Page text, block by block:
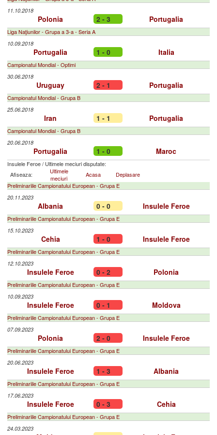
11.10.2018
Polonia 2 - 3 Portugalia
Liga Naţiunilor - Grupa a 3-a - Seria A
10.09.2018
Portugalia 1 - 0 Italia
Campionatul Mondial - Optimi
30.06.2018
Uruguay 2 - 1 Portugalia
Campionatul Mondial - Grupa B
25.06.2018
Iran 1 - 1 Portugalia
Campionatul Mondial - Grupa B
20.06.2018
Portugalia 1 - 0 Maroc
Insulele Feroe/ Ultimele meciuri disputate:
Afiseaza:
Ultimele
meciuri
Acasa
Deplasare
Preliminariile Campionatului European - Grupa E
20.11.2023
Albania 0 - 0 Insulele Feroe
Preliminariile Campionatului European - Grupa E
15.10.2023
Cehia 1 - 0 Insulele Feroe
Preliminariile Campionatului European - Grupa E
12.10.2023
Insulele Feroe 0 - 2 Polonia
Preliminariile Campionatului European - Grupa E
10.09.2023
Insulele Feroe 0 - 1 Moldova
Preliminariile Campionatului European - Grupa E
07.09.2023
Polonia 2 - 0 Insulele Feroe
Preliminariile Campionatului European - Grupa E
20.06.2023
Insulele Feroe 1 - 3 Albania
Preliminariile Campionatului European - Grupa E
17.06.2023
Insulele Feroe 0 - 3 Cehia
Preliminariile Campionatului European - Grupa E
24.03.2023